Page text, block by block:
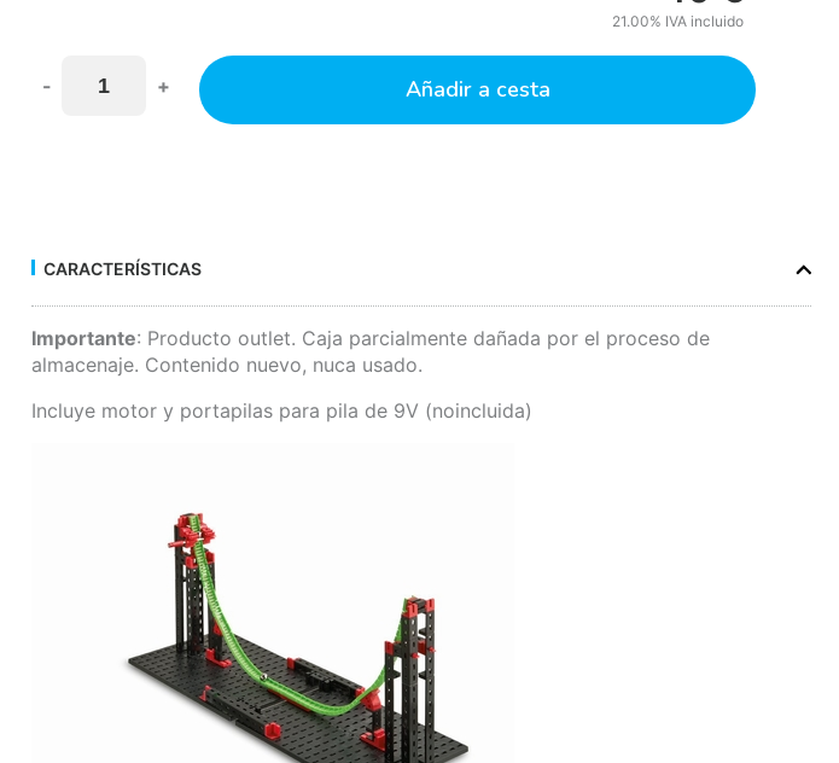
21.00% IVA incluido
- + Añadir a cesta
CARACTERÍSTICAS
Importante: Producto outlet. Caja parcialmente dañada por el proceso de
almacenaje. Contenido nuevo, nuca usado.
Incluye motor y portapilas para pila de 9V (noincluida)